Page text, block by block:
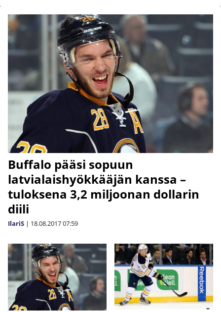
Buffalo pääsi sopuun
latvialaishyökkääjän kanssa –
tuloksena 3,2 miljoonan dollarin
diili
IlariS | 18.08.201707:59